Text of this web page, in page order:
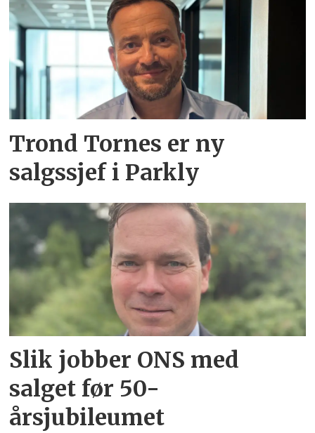
Trond Tornes er ny
salgssjef i Parkly
Slik jobber ONS med
salget før 50-
årsjubileumet